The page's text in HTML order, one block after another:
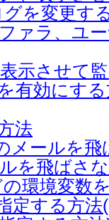
を変更す
ァラ、ユ
示させて
有効にす
法
メールを
を飛ばさ
環境変数
定する方